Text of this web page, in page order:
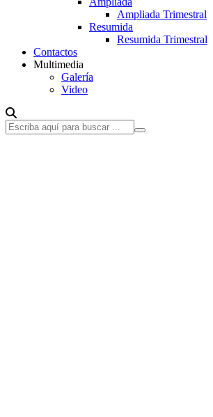
Ampliada Trimestral
Resumida
Resumida Trimestral
Contactos
Multimedia
Galería
Video